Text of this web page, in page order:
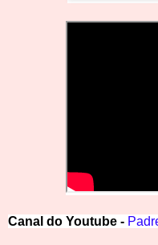
Canal do Youtube -